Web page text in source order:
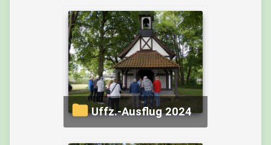
Uffz.-Ausflug 2024